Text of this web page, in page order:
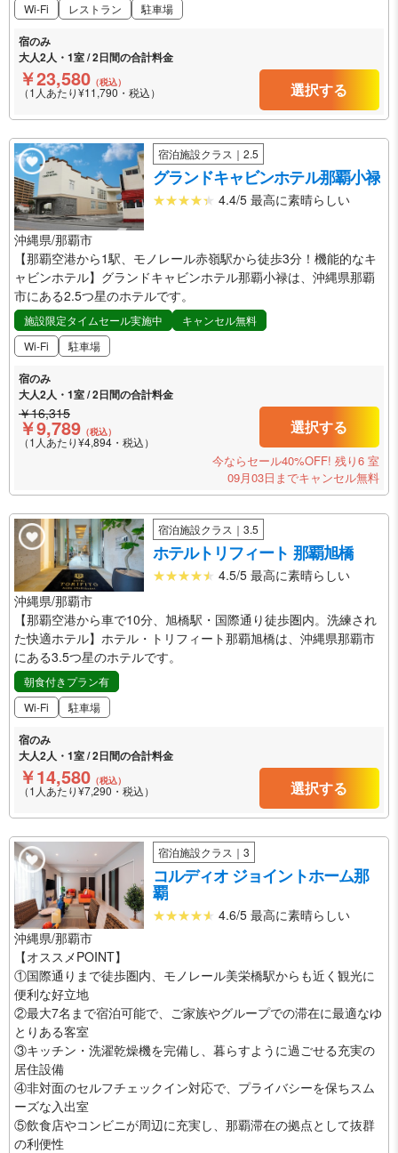
Wi-Fi
レストラン 駐車場
宿のみ
大人2人・1室 / 2日間の合計料金
￥23,580 （税込）
（1人あたり¥11,790・税込） 選択する
宿泊施設クラス｜2.5
グランドキャビンホテル那覇小禄
4.4/5 最高に素晴らしい
沖縄県/那覇市
【那覇空港から1駅、モノレール赤嶺駅から徒歩3分！機能的なキ
ャビンホテル】グランドキャビンホテル那覇小禄は、沖縄県那覇
市にある2.5つ星のホテルです。
施設限定タイムセール実施中
キャンセル無料
Wi-Fi
駐車場
宿のみ
大人2人・1室 / 2日間の合計料金
￥16,315
￥9,789 （税込）
（1人あたり¥4,894・税込）
選択する
今ならセール40%OFF! 残り6 室
09月03日までキャンセル無料
宿泊施設クラス｜3.5
ホテルトリフィート 那覇旭橋
4.5/5 最高に素晴らしい
沖縄県/那覇市
【那覇空港から車で10分、旭橋駅・国際通り徒歩圏内。洗練され
た快適ホテル】ホテル・トリフィート那覇旭橋は、沖縄県那覇市
にある3.5つ星のホテルです。
朝食付きプラン有
Wi-Fi
駐車場
宿のみ
大人2人・1室 / 2日間の合計料金
￥14,580 （税込）
（1人あたり¥7,290・税込） 選択する
宿泊施設クラス｜3
コルディオ ジョイントホーム那
覇
4.6/5 最高に素晴らしい
沖縄県/那覇市
【オススメPOINT】
①国際通りまで徒歩圏内、モノレール美栄橋駅からも近く観光に
便利な好立地
②最大7名まで宿泊可能で、ご家族やグループでの滞在に最適なゆ
とりある客室
③キッチン・洗濯乾燥機を完備し、暮らすように過ごせる充実の
居住設備
④非対面のセルフチェックイン対応で、プライバシーを保ちスム
ーズな入出室
⑤飲食店やコンビニが周辺に充実し、那覇滞在の拠点として抜群
の利便性